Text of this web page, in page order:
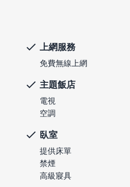
上網服務
免費無線上網
主題飯店
電視
空調
臥室
提供床單
禁煙
高級寢具